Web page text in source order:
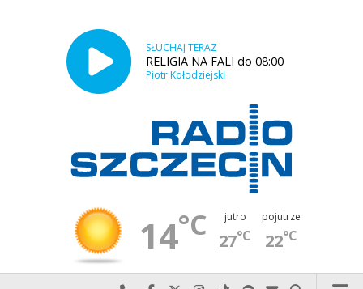
SŁUCHAJ TERAZ
RELIGIA NA FALI do 08:00
Piotr Kołodziejski
14°C jutro
27°C
pojutrze
22°C